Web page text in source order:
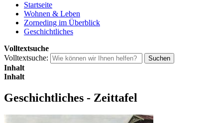
Startseite
Wohnen & Leben
Zorneding im Überblick
Geschichtliches
Volltextsuche
Volltextsuche:
Suchen
Inhalt
Inhalt
Geschichtliches - Zeittafel